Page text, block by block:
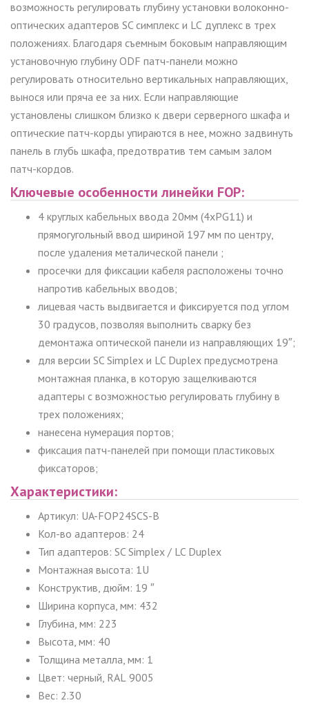
возможность регулировать глубину установки волоконно-
оптических адаптеров SC симплекс и LC дуплекс в трех
положениях. Благодаря съемным боковым направляющим
установочную глубину ODF патч-панели можно
регулировать относительно вертикальных направляющих,
вынося или пряча ее за них. Если направляющие
установлены слишком близко к двери серверного шкафа и
оптические патч-корды упираются в нее, можно задвинуть
панель в глубь шкафа, предотвратив тем самым залом
патч-кордов.
Ключевые особенности линейки FOP:
4 круглых кабельных ввода 20мм (4xPG11) и
прямогугольный ввод шириной 197 мм по центру,
после удаления металической панели ;
просечки для фиксации кабеля расположены точно
напротив кабельных вводов;
лицевая часть выдвигается и фиксируется под углом
30 градусов, позволяя выполнить сварку без
демонтажа оптической панели из направляющих 19″;
для версии SC Simplex и LC Duplex предусмотрена
монтажная планка, в которую защелкиваются
адаптеры с возможностью регулировать глубину в
трех положениях;
нанесена нумерация портов;
фиксация патч-панелей при помощи пластиковых
фиксаторов;
Характеристики:
Артикул: UA-FOP24SCS-B
Кол-во адаптеров: 24
Тип адаптеров: SC Simplex / LC Duplex
Монтажная высота: 1 U
Конструктив, дюйм: 19 ″
Ширина корпуса, мм: 432
Глубина, мм: 223
Высота, мм: 40
Толщина металла, мм: 1
Цвет: черный, RAL 9005
Вес: 2.30